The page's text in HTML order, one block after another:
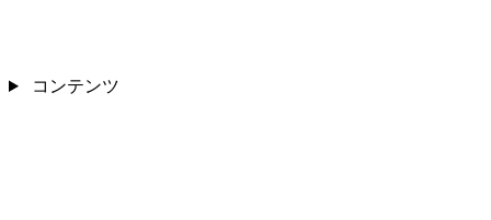
コンテンツ